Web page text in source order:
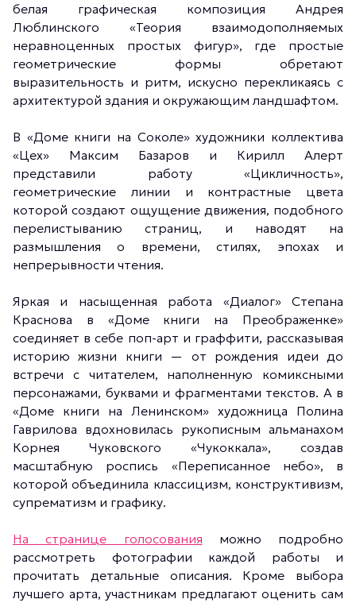
белая графическая композиция Андрея
Люблинского «Теория взаимодополняемых
неравноценных простых фигур», где простые
геометрические формы обретают
выразительность и ритм, искусно перекликаясь с
архитектурой здания и окружающим ландшафтом.
В «Доме книги на Соколе» художники коллектива
«Цех» Максим Базаров и Кирилл Алерт
представили работу «Цикличность»,
геометрические линии и контрастные цвета
которой создают ощущение движения, подобного
перелистыванию страниц, и наводят на
размышления о времени, стилях, эпохах и
непрерывности чтения.
Яркая и насыщенная работа «Диалог» Степана
Краснова в «Доме книги на Преображенке»
соединяет в себе поп-арт и граффити, рассказывая
историю жизни книги — от рождения идеи до
встречи с читателем, наполненную комиксными
персонажами, буквами и фрагментами текстов. А в
«Доме книги на Ленинском» художница Полина
Гаврилова вдохновилась рукописным альманахом
Корнея Чуковского «Чукоккала», создав
масштабную роспись «Переписанное небо», в
которой объединила классицизм, конструктивизм,
супрематизм и графику.
На странице голосования можно подробно
рассмотреть фотографии каждой работы и
прочитать детальные описания. Кроме выбора
лучшего арта, участникам предлагают оценить сам